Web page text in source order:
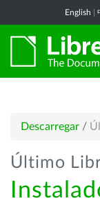
English
Descarregar /
Último